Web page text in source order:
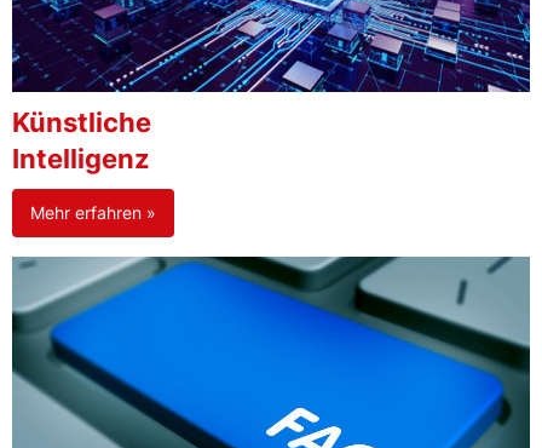
Künstliche
Intelligenz
Mehr erfahren »